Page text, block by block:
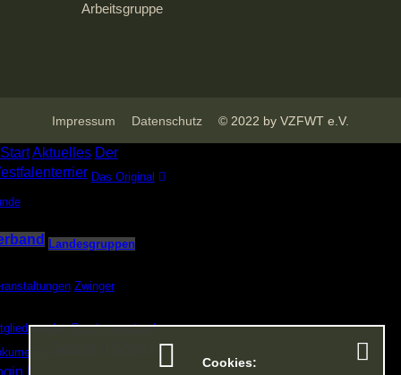
StartAktuelles Der
Das Original
Landesgruppen
Zwinger
werden Bundesvorstand
Arbeitsgruppe
Impressum Datenschutz © 2022 by VZFWT e.V.
Cookies: